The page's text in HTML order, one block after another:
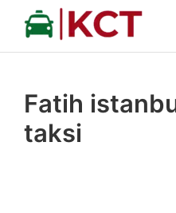
İçeriğe
Fatih
taksi